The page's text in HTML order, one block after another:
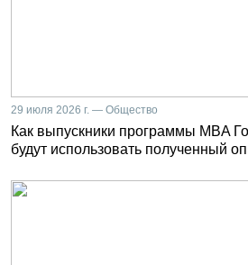
29 июля 2026 г. — Общество
Как выпускники программы MBA
будут использовать полученный